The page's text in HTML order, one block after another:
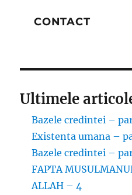
CONTACT
Ultimele
Bazele credintei –
Existenta umana –
Bazele credintei –
FAPTA
ALLAH – 4